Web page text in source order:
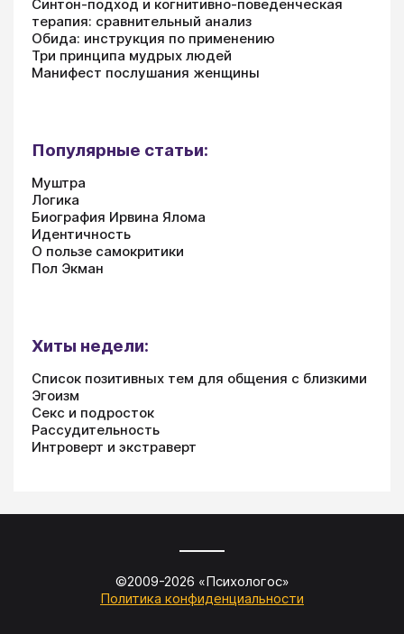
Синтон-подход и когнитивно-поведенческая
терапия: сравнительный анализ
Обида: инструкция по применению
Три принципа мудрых людей
Манифест послушания женщины
Популярные статьи:
Муштра
Логика
Биография Ирвина Ялома
Идентичность
О пользе самокритики
Пол Экман
Хиты недели:
Список позитивных тем для общения с близкими
Эгоизм
Секс и подросток
Рассудительность
Интроверт и экстраверт
©2009-2026 «Психологос»
Политика конфиденциальности